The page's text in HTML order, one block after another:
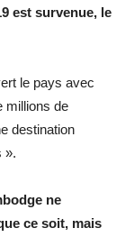
est survenue, le
le pays avec
millions de
destination
».
ne
ce soit, mais